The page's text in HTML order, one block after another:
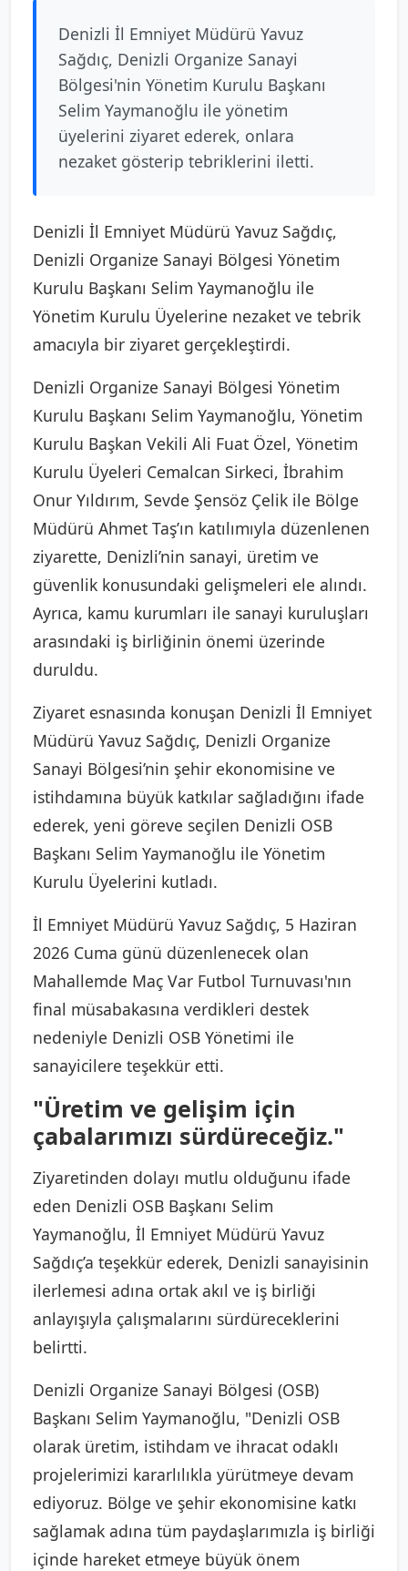
Denizli İl Emniyet Müdürü Yavuz
Sağdıç, Denizli Organize Sanayi
Bölgesi'nin Yönetim Kurulu Başkanı
Selim Yaymanoğlu ile yönetim
üyelerini ziyaret ederek, onlara
nezaket gösterip tebriklerini iletti.
Denizli İl Emniyet Müdürü Yavuz Sağdıç,
Denizli Organize Sanayi Bölgesi Yönetim
Kurulu Başkanı Selim Yaymanoğlu ile
Yönetim Kurulu Üyelerine nezaket ve tebrik
amacıyla bir ziyaret gerçekleştirdi.
Denizli Organize Sanayi Bölgesi Yönetim
Kurulu Başkanı Selim Yaymanoğlu, Yönetim
Kurulu Başkan Vekili Ali Fuat Özel, Yönetim
Kurulu Üyeleri Cemalcan Sirkeci, İbrahim
Onur Yıldırım, Sevde Şensöz Çelik ile Bölge
Müdürü Ahmet Taş’ın katılımıyla düzenlenen
ziyarette, Denizli’nin sanayi, üretim ve
güvenlik konusundaki gelişmeleri ele alındı.
Ayrıca, kamu kurumları ile sanayi kuruluşları
arasındaki iş birliğinin önemi üzerinde
duruldu.
Ziyaret esnasında konuşan Denizli İl Emniyet
Müdürü Yavuz Sağdıç, Denizli Organize
Sanayi Bölgesi’nin şehir ekonomisine ve
istihdamına büyük katkılar sağladığını ifade
ederek, yeni göreve seçilen Denizli OSB
Başkanı Selim Yaymanoğlu ile Yönetim
Kurulu Üyelerini kutladı.
İl Emniyet Müdürü Yavuz Sağdıç, 5 Haziran
2026 Cuma günü düzenlenecek olan
Mahallemde Maç Var Futbol Turnuvası'nın
final müsabakasına verdikleri destek
nedeniyle Denizli OSB Yönetimi ile
sanayicilere teşekkür etti.
"Üretim ve gelişim için
çabalarımızı sürdüreceğiz."
Ziyaretinden dolayı mutlu olduğunu ifade
eden Denizli OSB Başkanı Selim
Yaymanoğlu, İl Emniyet Müdürü Yavuz
Sağdıç’a teşekkür ederek, Denizli sanayisinin
ilerlemesi adına ortak akıl ve iş birliği
anlayışıyla çalışmalarını sürdüreceklerini
belirtti.
Denizli Organize Sanayi Bölgesi (OSB)
Başkanı Selim Yaymanoğlu, "Denizli OSB
olarak üretim, istihdam ve ihracat odaklı
projelerimizi kararlılıkla yürütmeye devam
ediyoruz. Bölge ve şehir ekonomisine katkı
sağlamak adına tüm paydaşlarımızla iş birliği
içinde hareket etmeye büyük önem